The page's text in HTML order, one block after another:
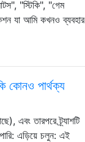
"স্টিকি", "গেম
যা আমি কখনও ব্যবহার
কোনও পার্থক্য
এবং তারপরে ট্র্যাশটি
এড়িয়ে চলুন: এই